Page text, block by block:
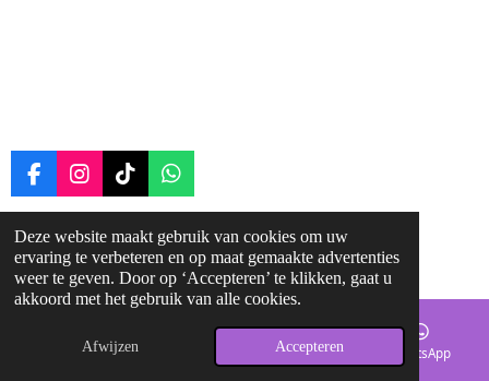
Deze website maakt gebruik van cookies om uw
ervaring te verbeteren en op maat gemaakte advertenties
weer te geven. Door op ‘Accepteren’ te klikken, gaat u
akkoord met het gebruik van alle cookies.
Afwijzen Accepteren
F
e
b
o
o
I
t
a
g
r
m
T
T
o
k
W
t
s
A
p
© 2025 - 2026 ruitergroei
Powered byJouwWeb
E-mailadres Facebook WhatsApp